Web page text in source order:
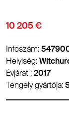
Királyság